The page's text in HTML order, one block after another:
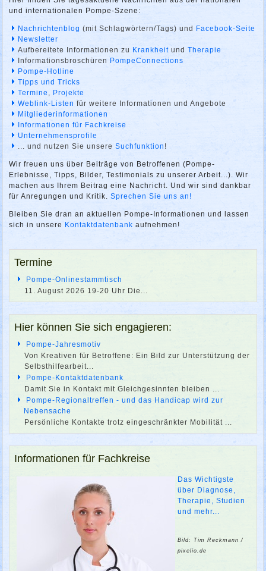
und internationalen Pompe-Szene:
Nachrichtenblog (mit Schlagwörtern/Tags) und Facebook-Seite
Newsletter
Aufbereitete Informationen zu Krankheit undTherapie
Informationsbroschüren PompeConnections
Pompe-Hotline
Tipps und Tricks
Termine
Projekte
Weblink-Listen für weitere Informationen und Angebote
Mitgliederinformationen
Informationen für Fachkreise
Unternehmensprofile
... und nutzen Sie unsereSuchfunktion !
Wir freuen uns über Beiträge von Betroffenen (Pompe-
Erlebnisse, Tipps, Bilder, Testimonials zu unserer Arbeit...). Wir
machen aus Ihrem Beitrag eine Nachricht. Und wir sind dankbar
für Anregungen und Kritik.Sprechen Sie uns an!
Bleiben Sie dran an aktuellen Pompe-Informationen und lassen
sich in unsere Kontaktdatenbank aufnehmen!
Termine
Pompe-Onlinestammtisch
11. August 2026 19-20 Uhr Die
Hier können Sie sich engagieren:
Pompe-Jahresmotiv
Von Kreativen für Betroffene: Ein Bild zur Unterstützung der
Selbsthilfearbeit...
Pompe-Kontaktdatenbank
Damit Sie in Kontakt mit Gleichgesinnten bleiben ...
Pompe-Regionaltreffen - und das Handicap wird zur
Nebensache
Persönliche Kontakte trotz eingeschränkter Mobilität ...
Informationen für Fachkreise
Das Wichtigste
über Diagnose,
Therapie, Studien
und mehr...
Bild: Tim Reckmann /
pixelio.de